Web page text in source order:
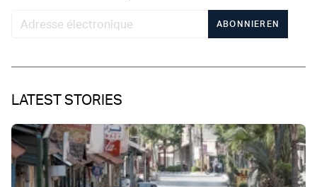
ABONNIEREN
LATEST STORIES